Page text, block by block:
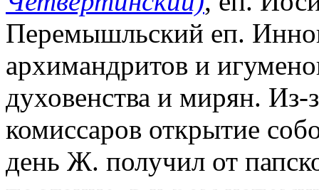
Перемышльский еп.
архимандритов и
духовенства и мирян. Из-
комиссаров открытие
день Ж. получил от